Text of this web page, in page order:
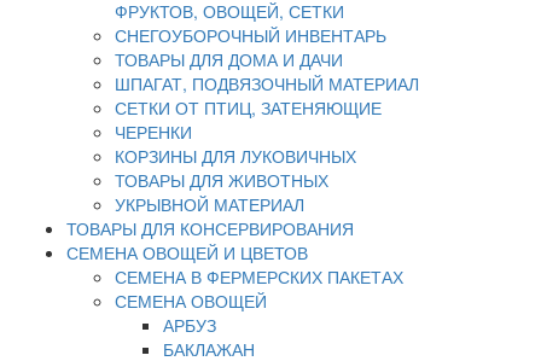
ФРУКТОВ, ОВОЩЕЙ, СЕТКИ
СНЕГОУБОРОЧНЫЙ ИНВЕНТАРЬ
ТОВАРЫ ДЛЯ ДОМА И ДАЧИ
ШПАГАТ, ПОДВЯЗОЧНЫЙ МАТЕРИАЛ
СЕТКИ ОТ ПТИЦ, ЗАТЕНЯЮЩИЕ
ЧЕРЕНКИ
КОРЗИНЫ ДЛЯ ЛУКОВИЧНЫХ
ТОВАРЫ ДЛЯ ЖИВОТНЫХ
УКРЫВНОЙ МАТЕРИАЛ
ТОВАРЫ ДЛЯ КОНСЕРВИРОВАНИЯ
СЕМЕНА ОВОЩЕЙ И ЦВЕТОВ
СЕМЕНА В ФЕРМЕРСКИХ ПАКЕТАХ
СЕМЕНА ОВОЩЕЙ
АРБУЗ
БАКЛАЖАН